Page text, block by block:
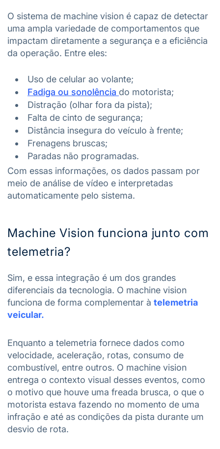
O sistema de machine vision é capaz de detectar
uma ampla variedade de comportamentos que
impactam diretamente a segurança e a eficiência
da operação. Entre eles:
Uso de celular ao volante;
Fadiga ou sonolência do motorista;
Distração (olhar fora da pista);
Falta de cinto de segurança;
Distância insegura do veículo à frente;
Frenagens bruscas;
Paradas não programadas.
Com essas informações, os dados passam por
meio de análise de vídeo e interpretadas
automaticamente pelo sistema.
Machine Vision funciona junto com
telemetria?
Sim, e essa integração é um dos grandes
diferenciais da tecnologia. O machine vision
funciona de forma complementar à telemetria
veicular.
Enquanto a telemetria fornece dados como
velocidade, aceleração, rotas, consumo de
combustível, entre outros. O machine vision
entrega o contexto visual desses eventos, como
o motivo que houve uma freada brusca, o que o
motorista estava fazendo no momento de uma
infração e até as condições da pista durante um
desvio de rota.